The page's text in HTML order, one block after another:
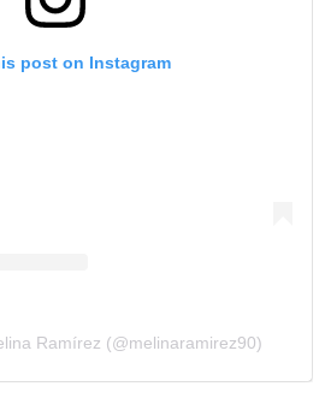
post on Instagram
Ramírez (@melinaramirez90)